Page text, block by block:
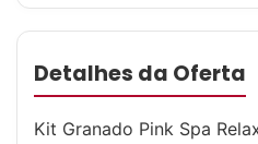
Detalhes da Oferta
Kit Granado Pink Spa